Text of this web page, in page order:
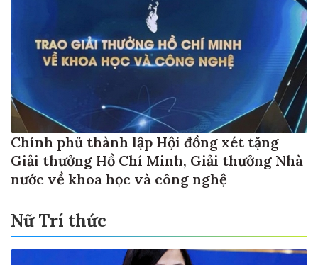
Chính phủ thành lập Hội đồng xét tặng
Giải thưởng Hồ Chí Minh, Giải thưởng Nhà
nước về khoa học và công nghệ
Nữ Trí thức